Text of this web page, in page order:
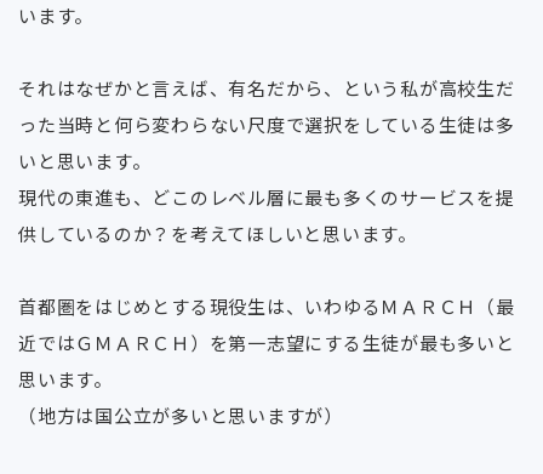
います。
それはなぜかと言えば、有名だから、という私が高校生だ
った当時と何ら変わらない尺度で選択をしている生徒は多
いと思います。
現代の東進も、どこのレベル層に最も多くのサービスを提
供しているのか？を考えてほしいと思います。
首都圏をはじめとする現役生は、いわゆるＭＡＲＣＨ（最
近ではＧＭＡＲＣＨ）を第一志望にする生徒が最も多いと
思います。
（地方は国公立が多いと思いますが）